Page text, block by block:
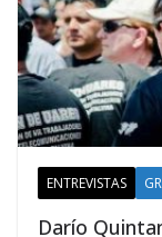
ENTREVISTAS
Darío